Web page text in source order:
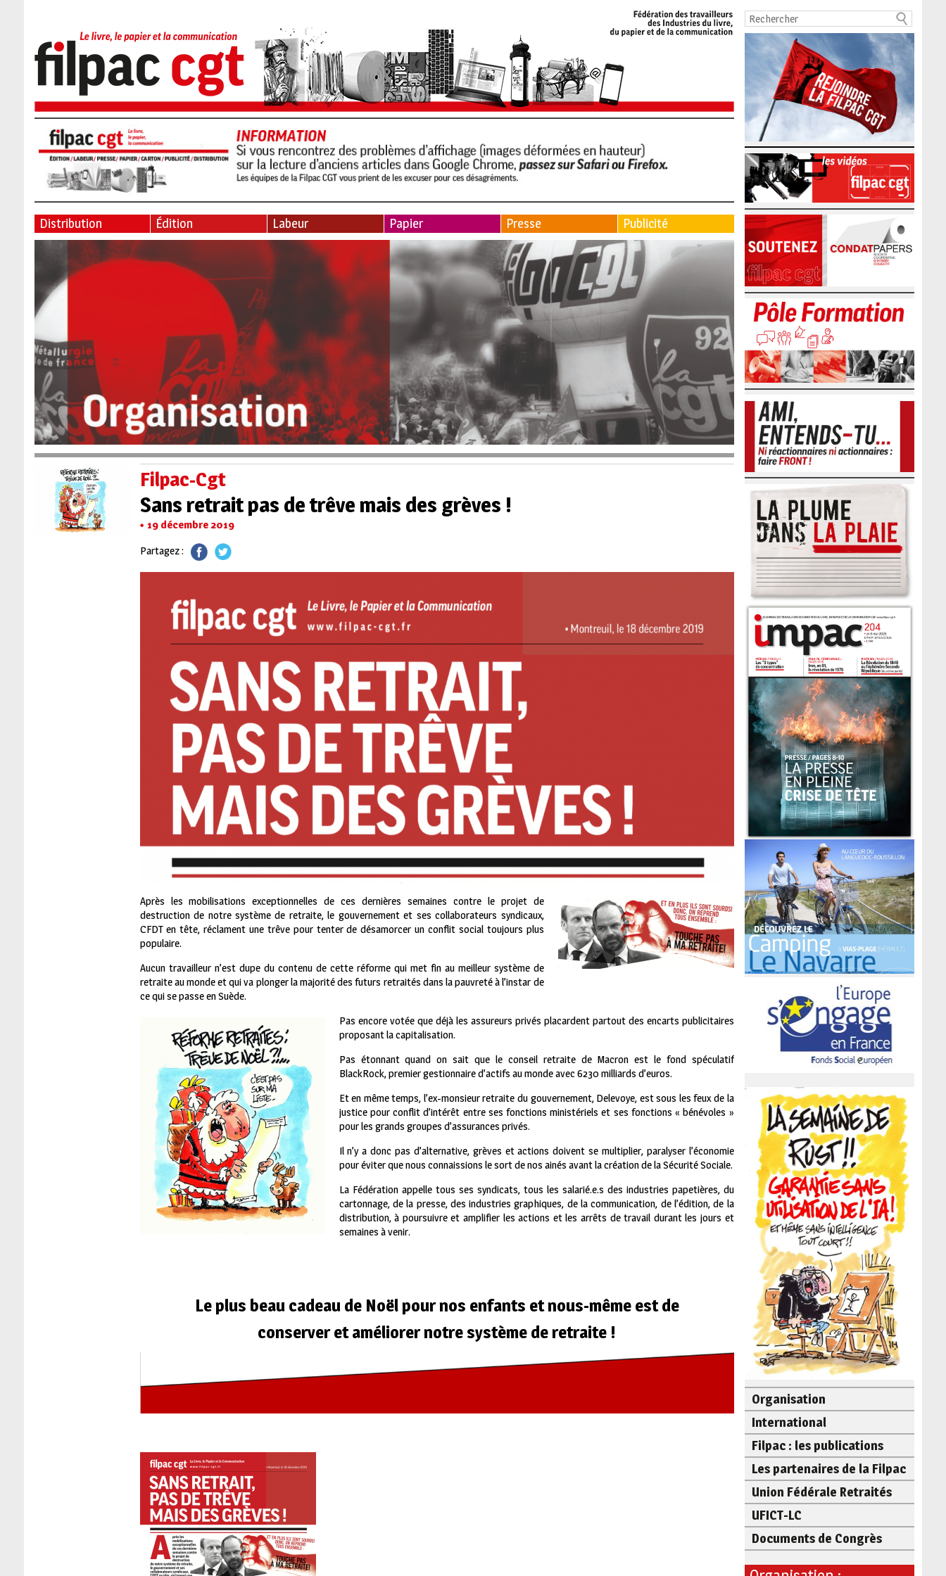
Distribution Édition Labeur Papier Presse Publicité
Filpac-Cgt
Sans retrait pas de trêve mais des grèves !
19 décembre 2019
Partagez :
Après les mobilisations exceptionnelles de ces dernières semaines contre le projet de
destruction de notre système de retraite, le gouvernement et ses collaborateurs syndicaux,
CFDT en tête, réclament une trêve pour tenter de désamorcer un conflit social toujours plus
populaire.
Aucun travailleur n’est dupe du contenu de cette réforme qui met fin au meilleur système de
retraite au monde et qui va plonger la majorité des futurs retraités dans la pauvreté à l’instar de
ce qui se passe en Suède.
Pas encore votée que déjà les assureurs privés placardent partout des encarts publicitaires
proposant la capitalisation.
Pas étonnant quand on sait que le conseil retraite de Macron est le fond spéculatif
BlackRock, premier gestionnaire d’actifs au monde avec 6230 milliards d’euros.
Et en même temps, l’ex-monsieur retraite du gouvernement, Delevoye, est sous les feux de la
justice pour conflit d’intérêt entre ses fonctions ministériels et ses fonctions « bénévoles »
pour les grands groupes d’assurances privés.
Il n’y a donc pas d’alternative, grèves et actions doivent se multiplier, paralyser l’économie
pour éviter que nous connaissions le sort de nos ainés avant la création de la Sécurité Sociale.
La Fédération appelle tous ses syndicats, tous les salarié.e.s des industries papetières, du
cartonnage, de la presse, des industries graphiques, de la communication, de l’édition, de la
distribution, à poursuivre et amplifier les actions et les arrêts de travail durant les jours et
semaines à venir.
Le plus beau cadeau de Noël pour nos enfants et nous-même est de
conserver et améliorer notre système de retraite !
Organisation
International
Filpac : les publications
Les partenaires de la Filpac
Union Fédérale Retraités
UFICT-LC
Documents de Congrès